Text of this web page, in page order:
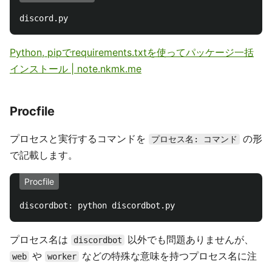
Python, pipでrequirements.txtを使ってパッケージ一括
インストール | note.nkmk.me
Procfile
プロセスと実行するコマンドを プロセス名: コマンド
の形
で記載します。
Procfile
プロセス名は discordbot 以外でも問題ありませんが、
web や worker
などの特殊な意味を持つプロセス名に注